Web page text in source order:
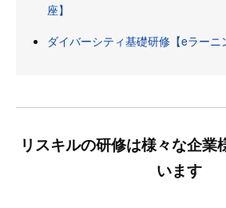
座】
ダイバーシティ基礎研修【eラーニ
リスキルの研修は様々な企業
います